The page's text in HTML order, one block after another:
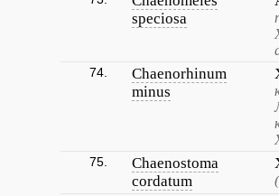
speciosa
74.
Chaenorhinum
minus
75.
Chaenostoma
cordatum